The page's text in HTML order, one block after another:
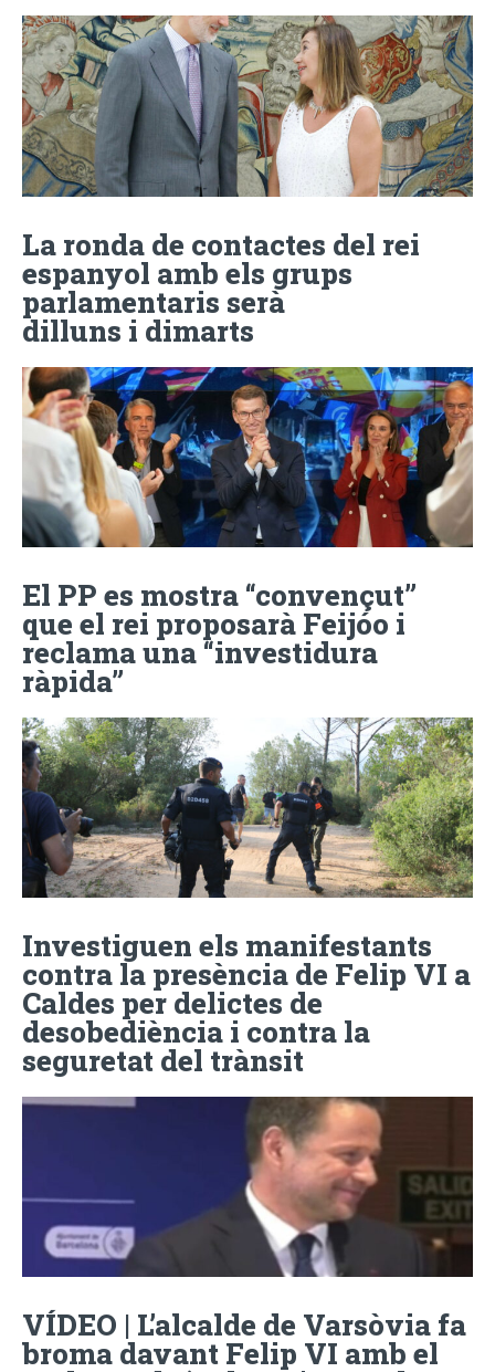
La ronda de contactes del rei
espanyol amb els grups
parlamentaris serà
dilluns i dimarts
El PP es mostra “convençut”
que el rei proposarà Feijóo i
reclama una “investidura
ràpida”
Investiguen els manifestants
contra la presència de Felip VI a
Caldes per delictes de
desobediència i contra la
seguretat del trànsit
VÍDEO | L’alcalde de Varsòvia fa
broma davant Felip VI amb el